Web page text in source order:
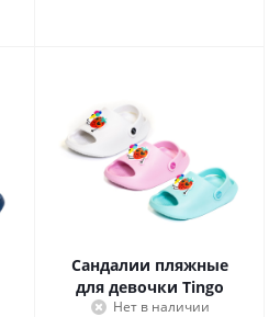
Сандалии пляжные
для девочки Tingo
Нет в наличии